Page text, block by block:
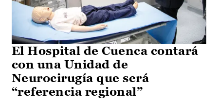
El Hospital de Cuenca contará
con una Unidad de
Neurocirugía que será
“referencia regional”